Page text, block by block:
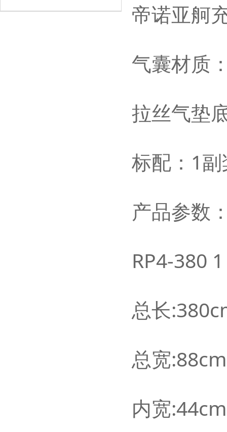
帝诺亚舸
气囊材质
拉丝气垫
标配： 1
产品参数
RP4-380
总长
总宽
内宽